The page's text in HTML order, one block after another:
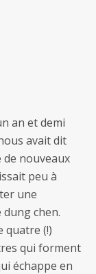
an et demi
avait dit
de nouveaux
peu à
une
dung chen.
quatre (!)
qui forment
échappe en